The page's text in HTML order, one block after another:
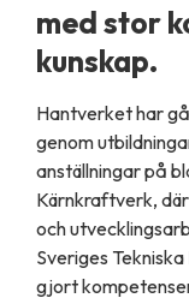
med stor
kunskap.
Hantverket har
genom
anställningar på
Kärnkraftverk,
och
Sveriges
gjort